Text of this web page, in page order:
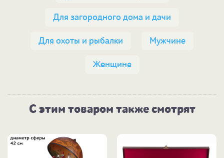
Для загородного дома и дачи
Для охоты и рыбалки Мужчине
Женщине
С этим товаром также смотрят